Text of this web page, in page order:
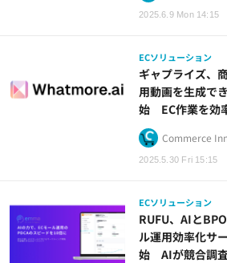
2025.6.9 Mon 14:15
ECソリューション
2025.5.30 Fri 15:15
ギャプライズ、
用動画を生成で
始 EC作業を効
Commerce
ECソリューション
RUFU、AIと
ル運用効率化サ
始 AIが競合調